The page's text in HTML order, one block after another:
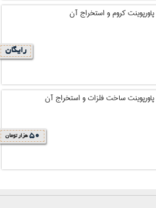
پاورپوینت کروم و استخراج آن
رایگان
پاورپوینت ساخت فلزات و استخراج آن
50 هزار تومان